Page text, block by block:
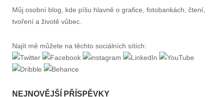
Můj osobní blog, kde píšu hlavně o grafice, fotobankách, čtení,
tvoření a životě vůbec.
Najít mě můžete na těchto sociálních sítích:
NEJNOVĚJŠÍ PŘÍSPĚVKY